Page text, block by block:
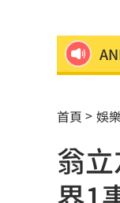
產
首頁 娛樂
翁